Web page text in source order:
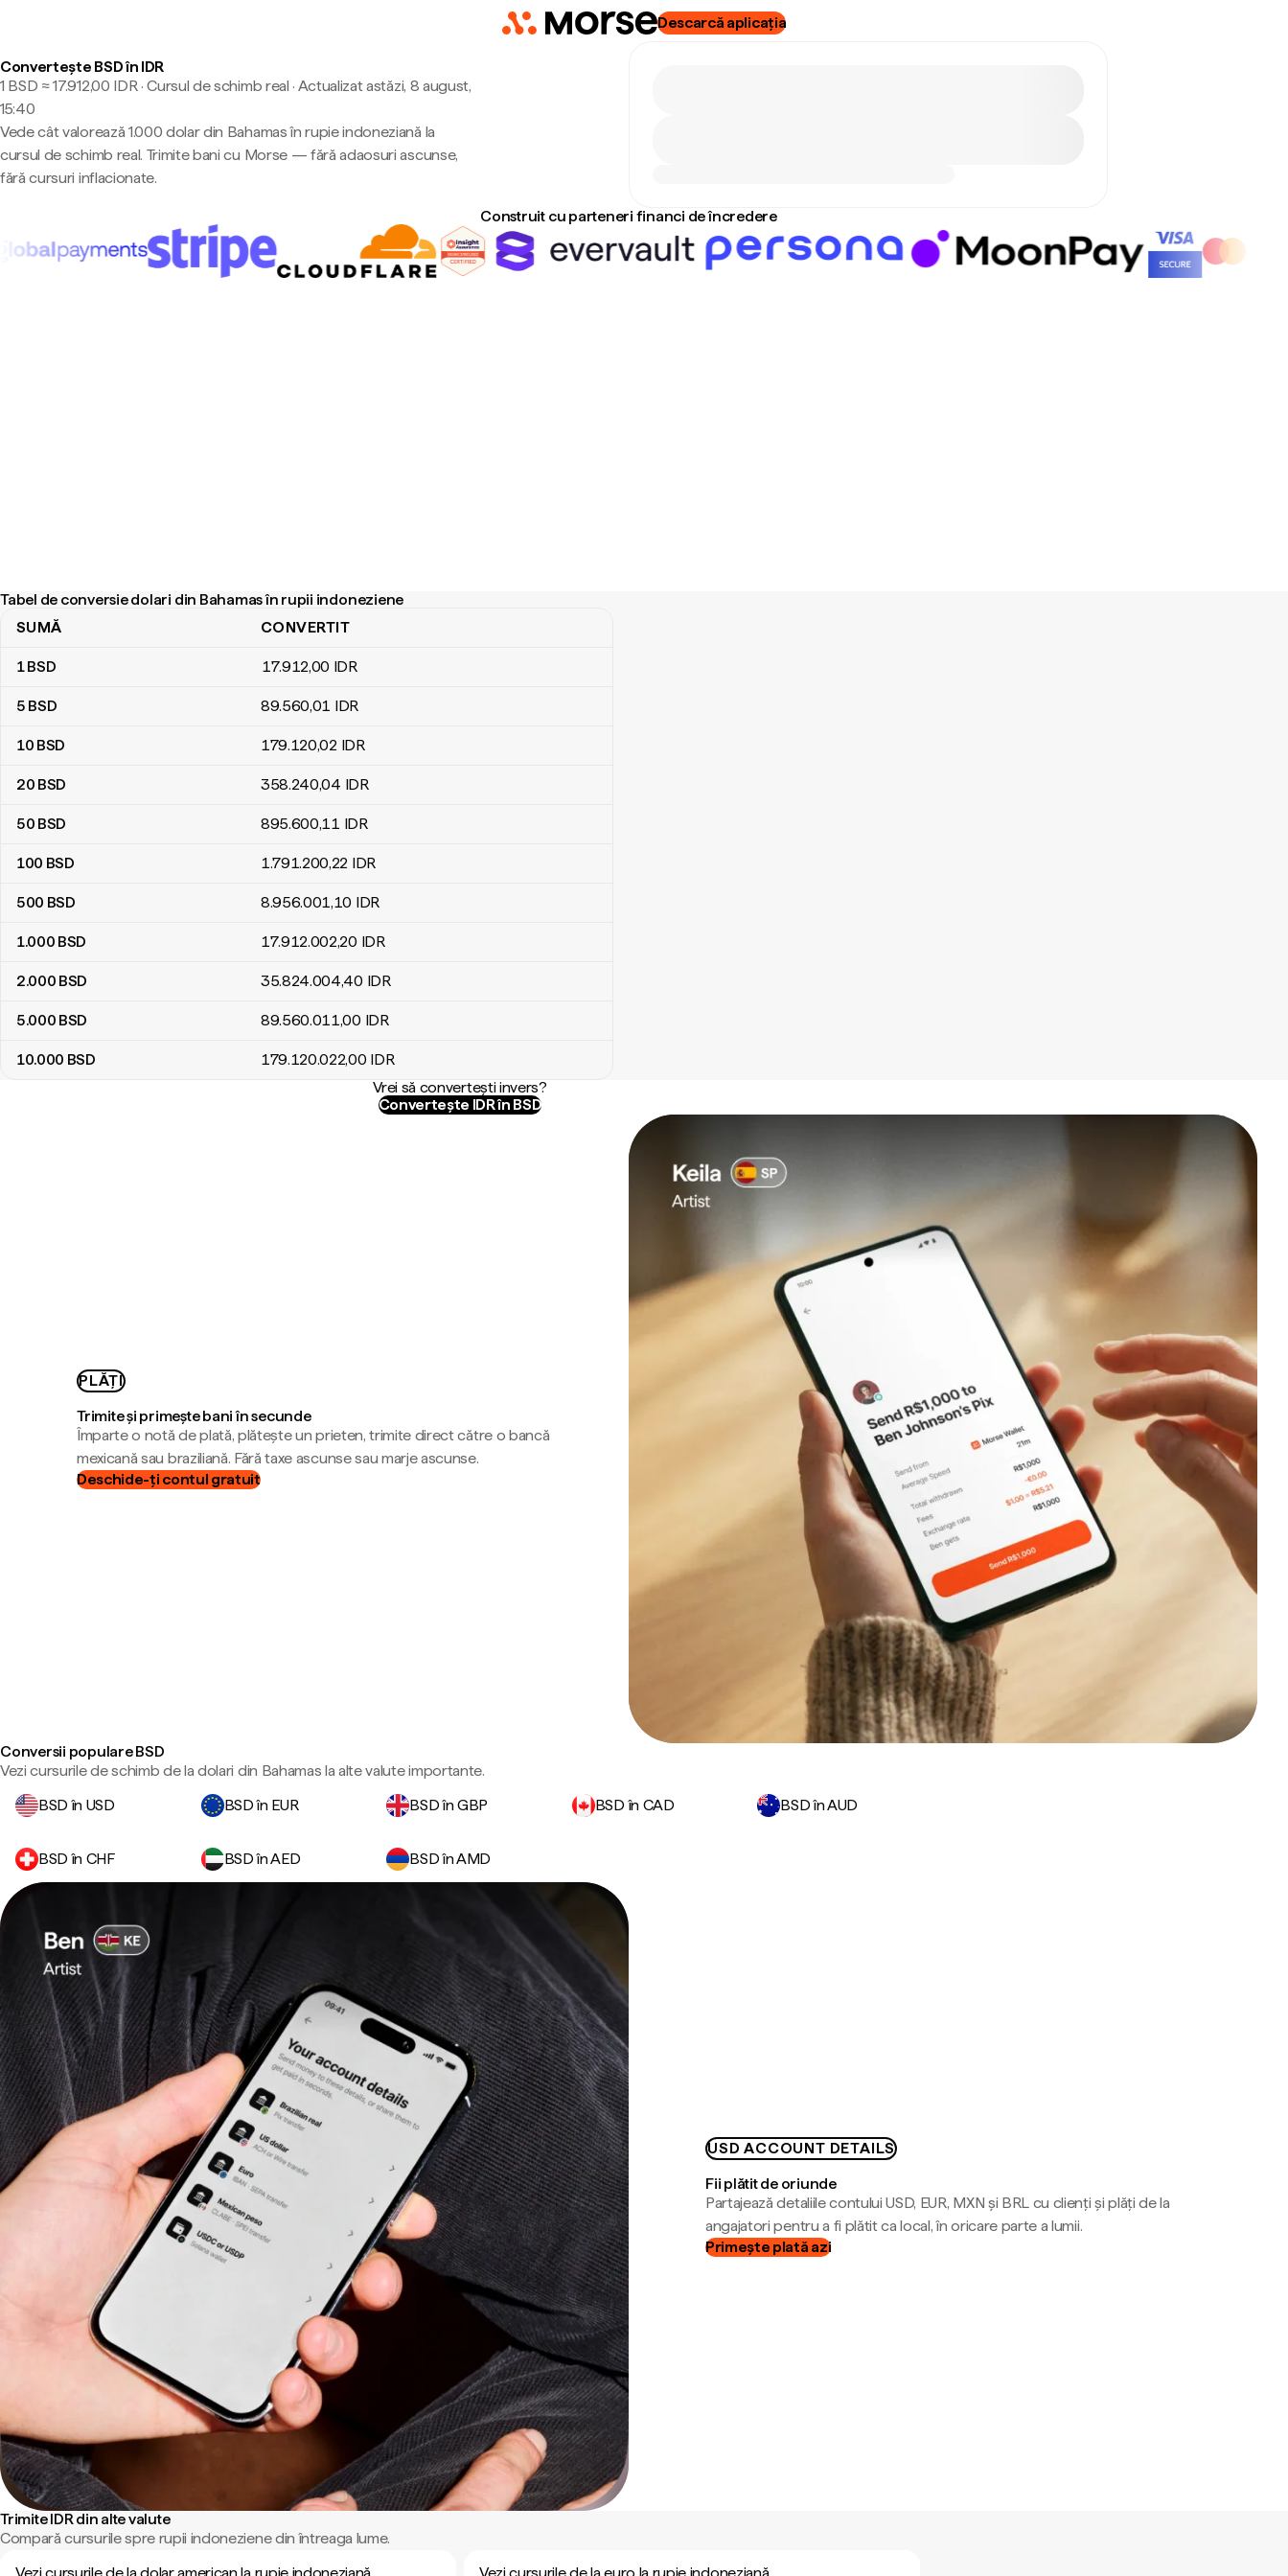
Descarcă aplicația
Convertește BSD în IDR
1 BSD ≈ 17.912,00 IDR · Cursul de schimb real · Actualizat astăzi, 8 august,
15:40
Vede cât valorează 1.000 dolar din Bahamas în rupie indoneziană la
cursul de schimb real. Trimite bani cu Morse — fără adaosuri ascunse,
fără cursuri inflacionate.
Construit cu parteneri financi de încredere
Tabel de conversie dolari din Bahamas în rupii indoneziene
Tabel de conversie dolari din Bahamas în rupii indoneziene
SUMĂ CONVERTIT
1BSD 17.912,00 IDR
5 BSD 89.560,01 IDR
10 BSD 179.120,02 IDR
20 BSD 358.240,04 IDR
50 BSD 895.600,11 IDR
100 BSD 1.791.200,22 IDR
500 BSD 8.956.001,10 IDR
1.000 BSD 17.912.002,20 IDR
2.000 BSD 35.824.004,40 IDR
5.000 BSD 89.560.011,00 IDR
10.000 BSD 179.120.022,00 IDR
Vrei să convertești invers?
Convertește IDR în BSD
PLĂȚI
Trimite și primește bani în secunde
Împarte o notă de plată, plătește un prieten, trimite direct către o bancă
mexicană sau braziliană. Fără taxe ascunse sau marje ascunse.
Deschide-ți contul gratuit
Conversii populare BSD
Vezi cursurile de schimb de la dolari din Bahamas la alte valute importante.
BSD în USD
BSD în EUR BSD în GBP BSD în CAD BSD în AUD
BSD în CHF BSD în AED BSD în AMD
USD ACCOUNT DETAILS
Fii plătit de oriunde
Partajează detaliile contului USD, EUR, MXN și BRL cu clienți și plăți de la
angajatori pentru a fi plătit ca local, în oricare parte a lumii.
Primește plată azi
Trimite IDR din alte valute
Compară cursurile spre rupii indoneziene din întreaga lume.